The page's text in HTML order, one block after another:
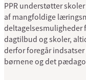
PPR understøtter
af mangfoldige
deltagelsesmuligheder
dagtilbud og skoler,
derfor foregår
børnene og det